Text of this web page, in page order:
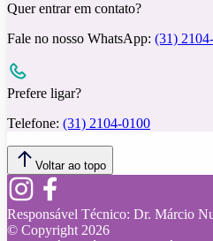
Quer entrar em contato?
Fale no nosso WhatsApp: (31)
Prefere ligar?
Telefone: (31) 2104-0100
Voltar ao topo
Responsável Técnico: Dr. Márcio
© Copyright2026